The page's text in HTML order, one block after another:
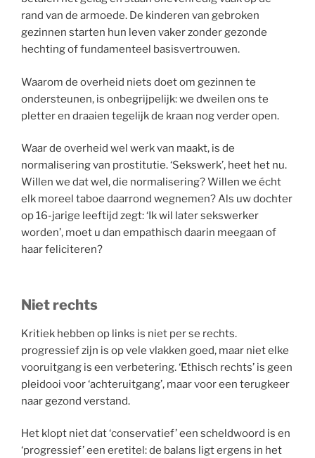
rand van de armoede. De kinderen van gebroken
gezinnen starten hun leven vaker zonder gezonde
hechting of fundamenteel basisvertrouwen.
Waarom de overheid niets doet om gezinnen te
ondersteunen, is onbegrijpelijk: we dweilen ons te
pletter en draaien tegelijk de kraan nog verder open.
Waar de overheid wel werk van maakt, is de
normalisering van prostitutie. ‘Sekswerk’, heet het nu.
Willen we dat wel, die normalisering? Willen we écht
elk moreel taboe daarrond wegnemen? Als uw dochter
op 16-jarige leeftijd zegt: ‘Ik wil later sekswerker
worden’, moet u dan empathisch daarin meegaan of
haar feliciteren?
Niet rechts
Kritiek hebben op links is niet per se rechts.
progressief zijn is op vele vlakken goed, maar niet elke
vooruitgang is een verbetering. ‘Ethisch rechts’ is geen
pleidooi voor ‘achteruitgang’, maar voor een terugkeer
naar gezond verstand.
Het klopt niet dat ‘conservatief’ een scheldwoord is en
‘progressief’ een eretitel: de balans ligt ergens in het